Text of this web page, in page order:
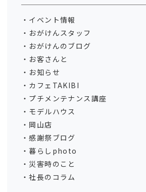
イベント情報
おがけんスタッフ
おがけんのブログ
お客さんと
お知らせ
カフェTAKIBI
プチメンテナンス講座
モデルハウス
岡山店
感謝祭ブログ
暮らしphoto
災害時のこと
社長のコラム